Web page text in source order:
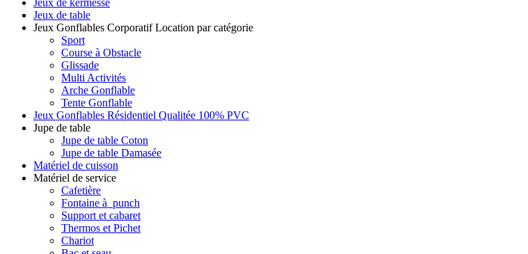
Jeux de kermesse
Jeux de table
Jeux Gonflables Corporatif Location par catégorie
Sport
Course à Obstacle
Glissade
Multi Activités
Arche Gonflable
Tente Gonflable
Jeux Gonflables Résidentiel Qualitée 100% PVC
Jupe de table
Jupe de table Coton
Jupe de table Damasée
Matériel de cuisson
Matériel de service
Cafetière
Fontaine à punch
Support et cabaret
Thermos et Pichet
Chariot